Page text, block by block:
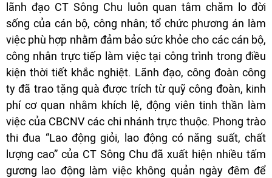
lãnh đạo CT Sông Chu luôn quan tâm chăm lo đời
sống của cán bộ, công nhân; tổ chức phương án làm
việc phù hợp nhằm đảm bảo sức khỏe cho các cán bộ,
công nhân trực tiếp làm việc tại công trình trong điều
kiện thời tiết khắc nghiệt. Lãnh đạo, công đoàn công
ty đã trao tặng quà được trích từ quỹ công đoàn, kinh
phí cơ quan nhằm khích lệ, động viên tinh thần làm
việc của CBCNV các chi nhánh trực thuộc. Phong trào
thi đua “Lao động giỏi, lao động có năng suất, chất
lượng cao” của CT Sông Chu đã xuất hiện nhiều tấm
gương lao động làm việc không quản ngày đêm để